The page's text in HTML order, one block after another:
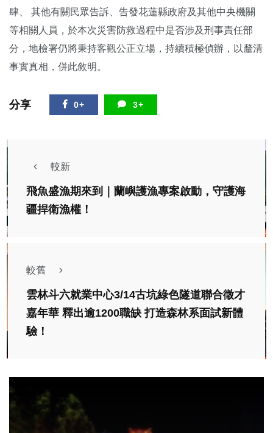
肆、 其他有關民眾告訴、告發花蓮縣政府及其他中央機關
等相關人員，於本次災害防救過程中是否涉及刑事責任部
分，地檢署仍將秉持客觀公正立場，持續積極偵辦，以釐清
事實真相，併此敘明。
分享 0+ 3+
較新
飛魚盛漁期來到｜蘭嶼護漁專案啟動，守護海
疆捍衛漁權！
較舊
雲林斗六就業中心3/14古坑綠色隧道聯合徵才
嘉年華 釋出逾1200職缺 打造森林系面試新體
驗！